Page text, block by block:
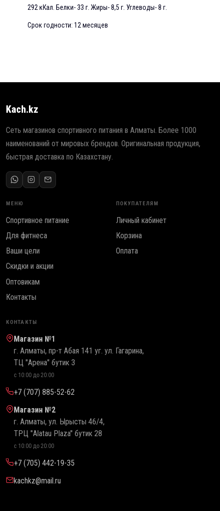
292 кКал. Белки- 33 г. Жиры- 8,5 г. Углеводы- 8 г.
Срок годности: 12 месяцев
Kach.kz
Сеть магазинов спортивного питания в Алматы. Более 1000
наименований от мировых брендов. Оригинальная продукция,
быстрая доставка по Казахстану.
МЕНЮ
Спортивное питание
Для фитнеса
Ваши цели
Скидки и акции
Оптовикам
Контакты
ПОКУПАТЕЛЯМ
Личный кабинет
Корзина
Оплата
КОНТАКТЫ
Магазин №1
г. Алматы, пр-т Абая 141 уг. ул. Гагарина,
ТЦ "Арена" бутик 3
с 10:00 до 20:00
+7 (707) 885-52-62
Магазин №2
г. Алматы, ул. Ырысты 46/4,
ТРЦ "Alatau Plaza" бутик 28
с 10:00 до 20:00
+7 (705) 442-19-35
kachkz@mail.ru